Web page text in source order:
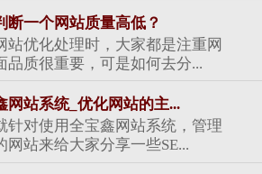
断一个网站质量高低？
站优化处理时，大家都是注重网
品质很重要，可是如何去分...
网站系统_优化网站的主...
针对使用全宝鑫网站系统，管理
网站来给大家分享一些SE...